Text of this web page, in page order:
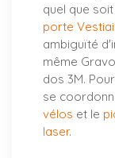
quel que
porte
ambiguïté
même
dos 3M.
se
vélos et le
laser.